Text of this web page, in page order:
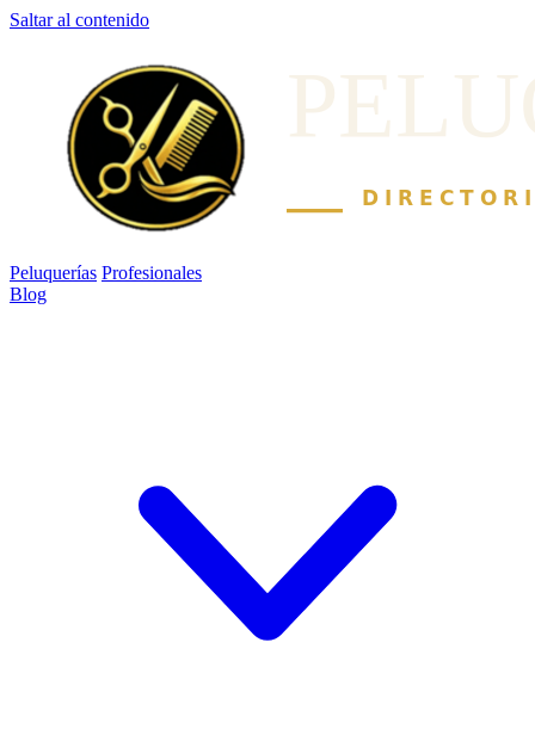
Saltar al contenido
Peluquerías Profesionales
Blog